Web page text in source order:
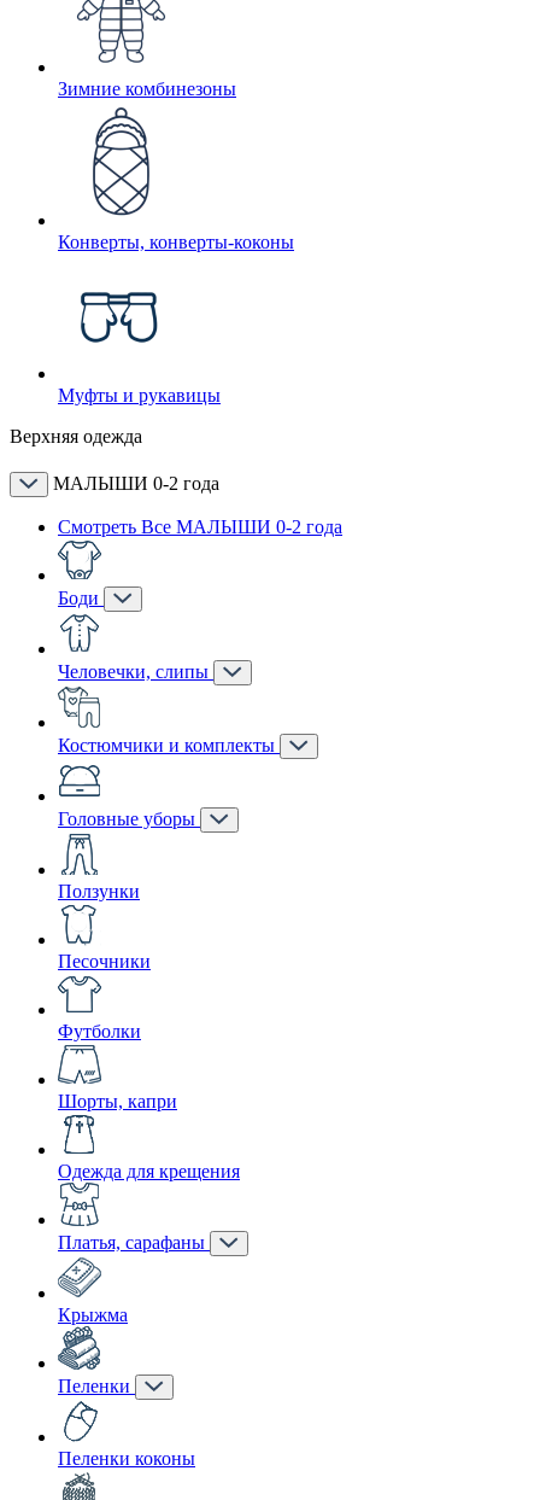
Зимние комбинезоны
Конверты, конверты-коконы
Муфты и рукавицы
Верхняя одежда
МАЛЫШИ 0-2 года
Смотреть Все МАЛЫШИ 0-2 года
Боди
Человечки, слипы
Костюмчики и комплекты
Головные уборы
Ползунки
Песочники
Футболки
Шорты, капри
Одежда для крещения
Платья, сарафаны
Крыжма
Пеленки
Пеленки коконы